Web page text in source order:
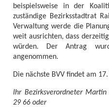
beispielsweise in der
zuständige Bezirksstadtrat
Verwaltung werde die
weit ausrichten, dass
würden. Der Antrag
angenommen.
Die nächste BVV findet am
Ihr Bezirksverordneter
29 66 oder